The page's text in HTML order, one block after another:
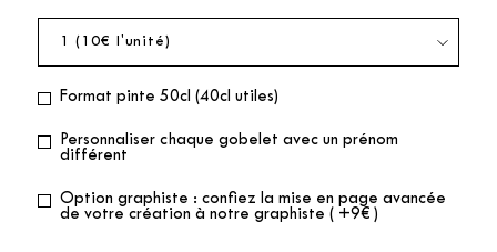
Format pinte 50cl (40cl utiles)
Personnaliser chaque gobelet avec un prénom
différent
Option graphiste : confiez la mise en page avancée
de votre création à notre graphiste ( +9€ )